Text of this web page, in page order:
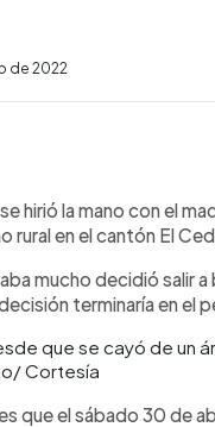
de 2022
hirió la mano con el
rural en el cantón El
mucho decidió salir
terminaría en el
que se cayó de un
Cortesía
que el sábado 30 de